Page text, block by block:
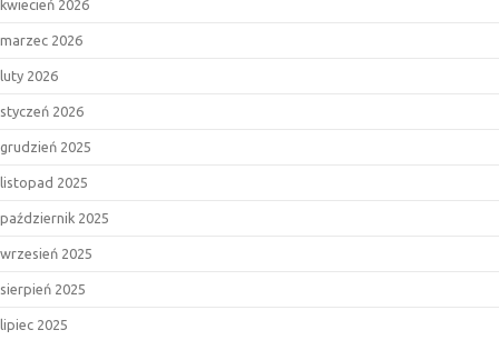
kwiecień 2026
marzec 2026
luty 2026
styczeń 2026
grudzień 2025
listopad 2025
październik 2025
wrzesień 2025
sierpień 2025
lipiec 2025